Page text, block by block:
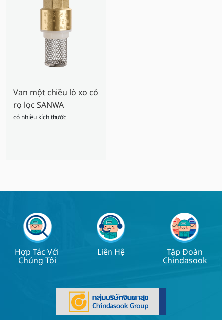
Van một chiều lò xo có
rọ lọc SANWA
có nhiều kích thước
Hợp Tác Với
Chúng Tôi
Liên Hệ Tập Đoàn
Chindasook